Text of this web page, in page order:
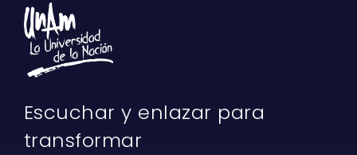
Escuchar y enlazar para
transformar